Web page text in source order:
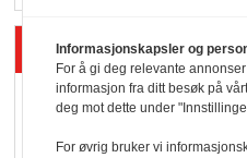
Siste artikler - Butikk
Informasjonskapsler og
For å gi deg relevante
informasjon fra ditt besøk på
deg mot dette under
For øvrig bruker vi